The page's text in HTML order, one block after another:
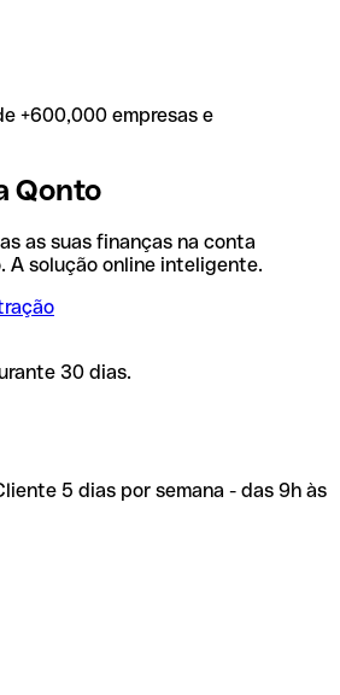
+600,000 empresas e
Qonto
as suas finanças na conta
A solução online inteligente.
30 dias.
5 dias por semana - das 9h às